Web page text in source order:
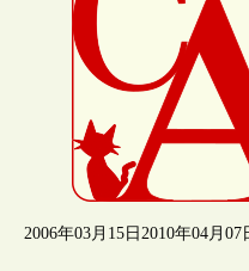
2006年03月15日 2010年04月07